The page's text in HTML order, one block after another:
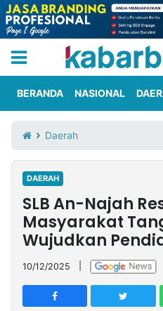
Iklan
Berita
Kami
Nasional
International
Olahraga
Entertainment
Daerah
Pariwisata
Kuliner
Kolom
Network
PT
TREETAN
BERANDA NASIONAL
Daerah
DAERAH
SLB An-Najah
Masyarakat
Wujudkan
10/12/2025